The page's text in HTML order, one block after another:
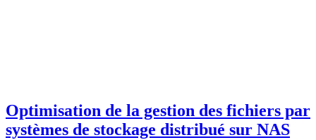
Optimisation de la gestion des fichiers par
systèmes de stockage distribué sur NAS